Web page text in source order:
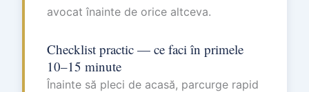
avocat înainte de orice altceva.
Checklist practic — ce faci în primele
10–15 minute
Înainte să pleci de acasă, parcurge rapid